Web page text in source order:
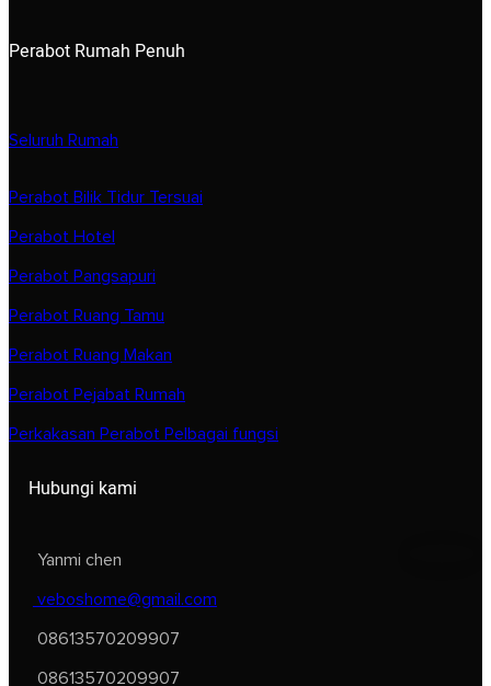
Perabot Rumah Penuh
Seluruh Rumah
Perabot Bilik Tidur Tersuai
Perabot Hotel
Perabot Pangsapuri
Perabot Ruang Tamu
Perabot Ruang Makan
Perabot Pejabat Rumah
Perkakasan Perabot Pelbagai fungsi
Hubungi kami
Yanmi chen
veboshome@gmail.com
08613570209907
08613570209907